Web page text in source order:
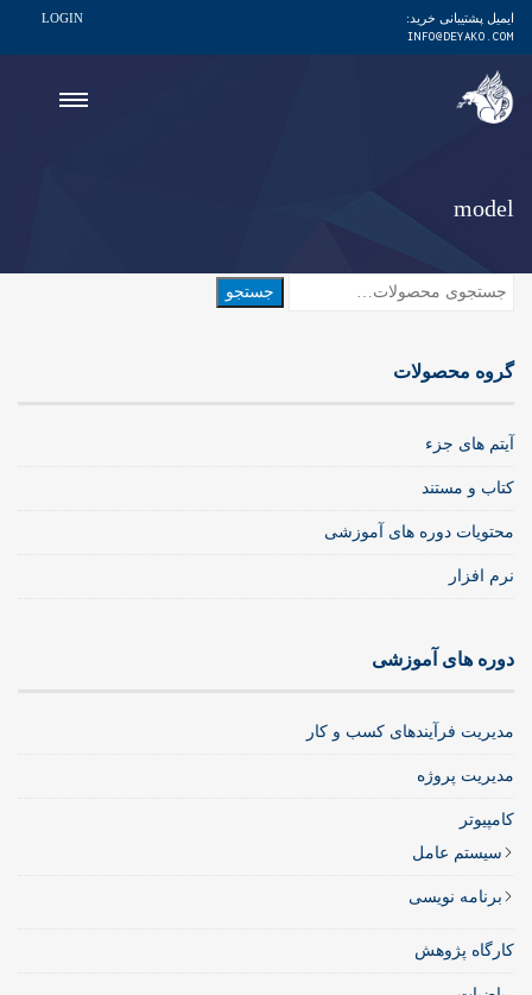
ایمیل پشتیبانی خرید:
INFO@DEYAKO.COM
LOGIN
model
جستجو
گروه محصولات
آیتم های جزء
کتاب و مستند
محتویات دوره های آموزشی
نرم افزار
دوره های آموزشی
مدیریت فرآیندهای کسب و کار
مدیریت پروژه
کامپیوتر
سیستم عامل
برنامه نویسی
کارگاه پژوهش